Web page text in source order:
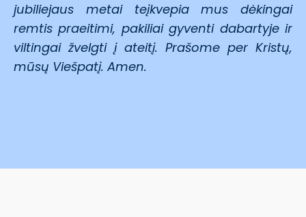
jubiliejaus metai teįkvepia mus dėkingai
remtis praeitimi, pakiliai gyventi dabartyje ir
viltingai žvelgti į ateitį. Prašome per Kristų,
mūsų Viešpatį. Amen.